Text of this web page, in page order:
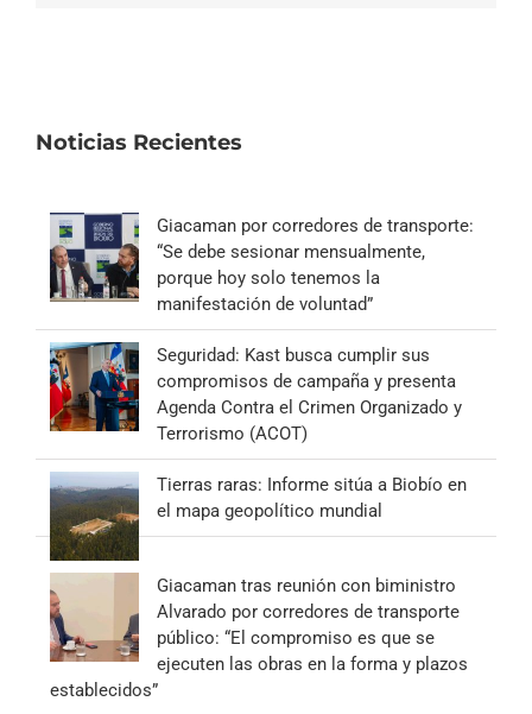
Noticias Recientes
Giacaman por corredores de transporte:
“Se debe sesionar mensualmente,
porque hoy solo tenemos la
manifestación de voluntad”
Seguridad: Kast busca cumplir sus
compromisos de campaña y presenta
Agenda Contra el Crimen Organizado y
Terrorismo (ACOT)
Tierras raras: Informe sitúa a Biobío en
el mapa geopolítico mundial
Giacaman tras reunión con biministro
Alvarado por corredores de transporte
público: “El compromiso es que se
ejecuten las obras en la forma y plazos
establecidos”